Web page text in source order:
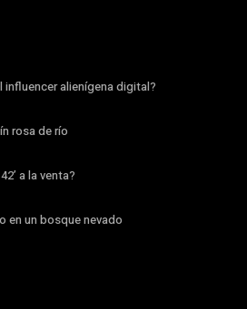
influencer alienígena digital?
rosa de río
a la venta?
en un bosque nevado